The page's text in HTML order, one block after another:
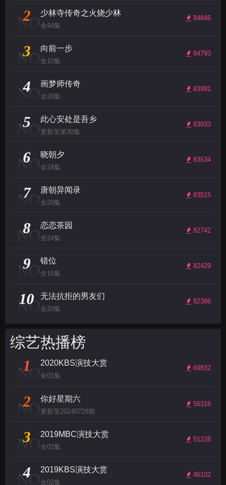
NO
2 84846
少林寺传奇之火烧少林
全44集
NO
3 84793
向前一步
全10集
NO
4 83991
画梦师传奇
全20集
NO
5 83933
此心安处是吾乡
更新至第30集
NO
6 83534
晓朝夕
全24集
NO
7 83515
唐朝异闻录
全20集
NO
8 82742
恋恋茶园
全24集
NO
9 82429
错位
全15集
NO
10 82386
无法抗拒的男友们
全20集
综艺热播榜
NO
1 69832
2020KBS演技大赏
全01集
NO
2 56316
你好星期六
更新至20240728期
NO
3 51228
2019MBC演技大赏
全02集
NO
4 46102
2019KBS演技大赏
全02集